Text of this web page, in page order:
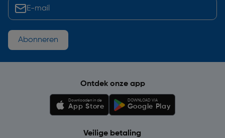
Abonneren
Ontdek onze app
Downloaden in de
App Store
DOWNLOAD VIA
Google Play
Veilige betaling